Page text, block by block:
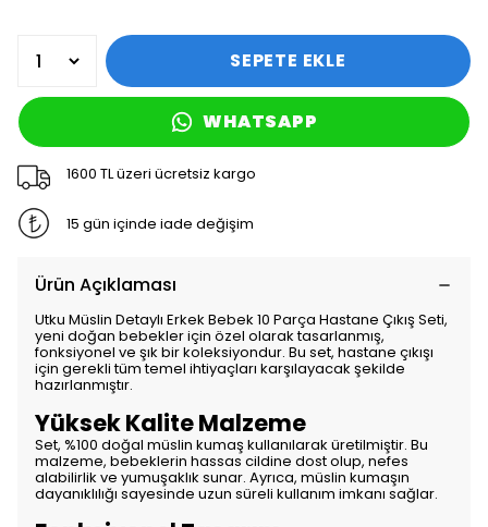
SEPETE EKLE
WHATSAPP
1600 TL üzeri ücretsiz kargo
15 gün içinde iade değişim
Ürün Açıklaması
Utku Müslin Detaylı Erkek Bebek 10 Parça Hastane Çıkış Seti,
yeni doğan bebekler için özel olarak tasarlanmış,
fonksiyonel ve şık bir koleksiyondur. Bu set, hastane çıkışı
için gerekli tüm temel ihtiyaçları karşılayacak şekilde
hazırlanmıştır.
Yüksek Kalite Malzeme
Set, %100 doğal müslin kumaş kullanılarak üretilmiştir. Bu
malzeme, bebeklerin hassas cildine dost olup, nefes
alabilirlik ve yumuşaklık sunar. Ayrıca, müslin kumaşın
dayanıklılığı sayesinde uzun süreli kullanım imkanı sağlar.